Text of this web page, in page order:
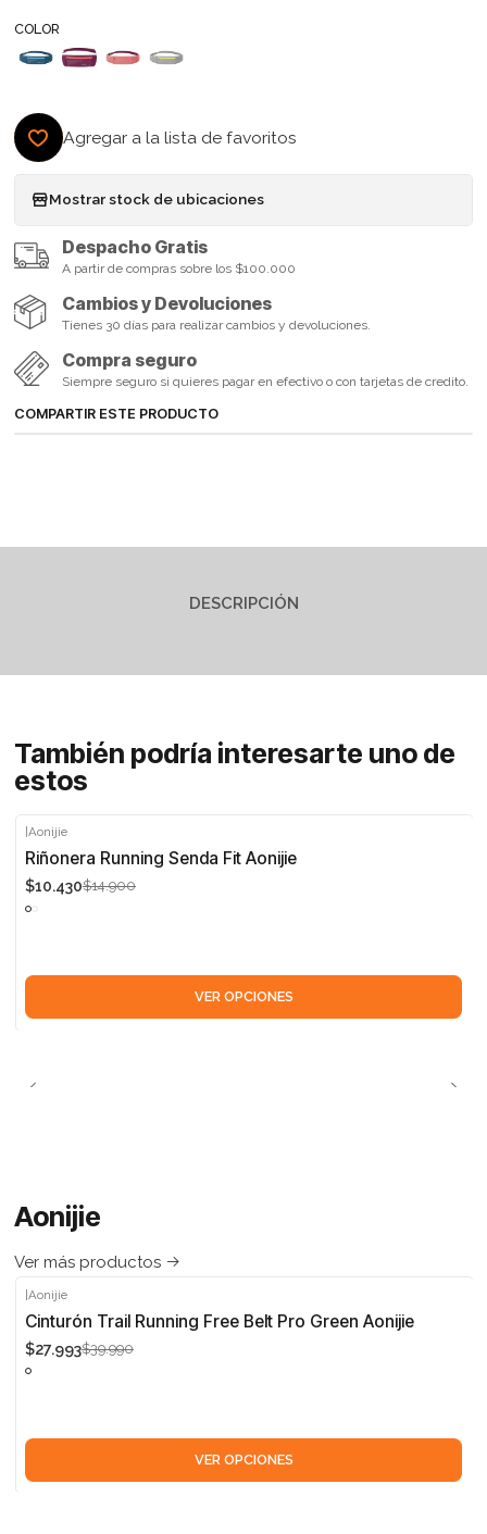
COLOR
Agregar a la lista de favoritos
Mostrar stock de ubicaciones
Despacho Gratis
A partir de compras sobre los $100.000
Cambios y Devoluciones
Tienes 30 días para realizar cambios y devoluciones.
Compra seguro
Siempre seguro si quieres pagar en efectivo o con tarjetas de credito.
COMPARTIR ESTE PRODUCTO
DESCRIPCIÓN
También podría interesarte uno de
estos
-30%
|Aonijie
Riñonera Running Senda Fit Aonijie
$10.430$14.900
VER OPCIONES
Aonijie
Ver más productos
-30%
|Aonijie
Cinturón Trail Running Free Belt Pro Green Aonijie
$27.993$39.990
VER OPCIONES